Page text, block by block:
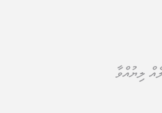
ލިޔުއްވާ